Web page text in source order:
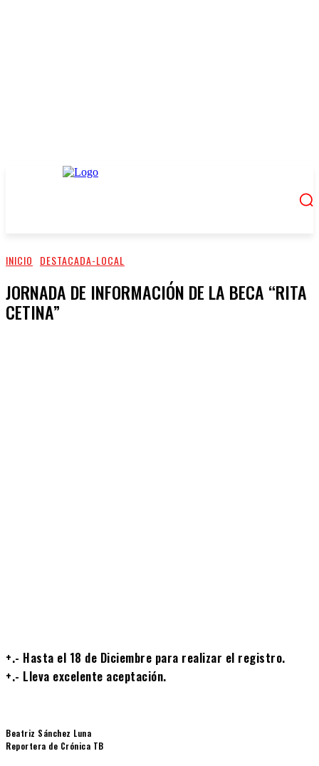
INICIO DESTACADA-LOCAL
JORNADA DE INFORMACIÓN DE LA BECA “RITA
CETINA”
+.- Hasta el 18 de Diciembre para realizar el registro.
+.- Lleva excelente aceptación.
Beatriz Sánchez Luna
Reportera de Crónica TB